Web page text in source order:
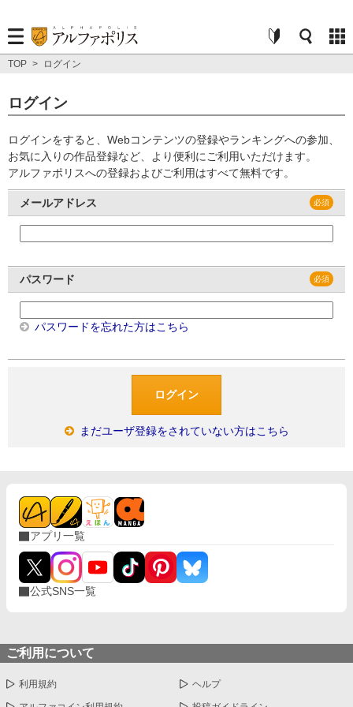
TOP > ログイン
ログイン
ログインをすると、Webコンテンツの登録やランキングへの参加、
お気に入りの作品登録など、より便利にご利用いただけます。
アルファポリスへの登録およびご利用はすべて無料です。
メールアドレス
パスワード
パスワードを忘れた方はこちら
まだユーザ登録をされていない方はこちら
アプリ一覧
公式SNS一覧
ご利用について
利用規約 ヘルプ